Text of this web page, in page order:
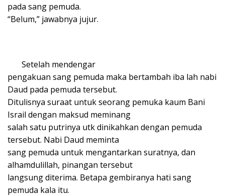
pada sang pemuda.
“Belum,” jawabnya jujur.
Setelah mendengar
pengakuan sang pemuda maka bertambah iba lah nabi
Daud pada pemuda tersebut.
Ditulisnya suraat untuk seorang pemuka kaum Bani
Israil dengan maksud meminang
salah satu putrinya utk dinikahkan dengan pemuda
tersebut. Nabi Daud meminta
sang pemuda untuk mengantarkan suratnya, dan
alhamdulillah, pinangan tersebut
langsung diterima. Betapa gembiranya hati sang
pemuda kala itu.